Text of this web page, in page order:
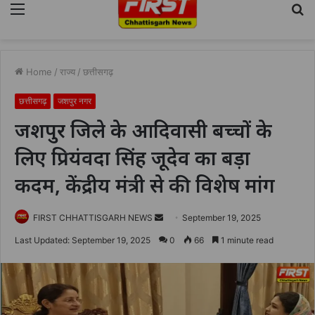
Menu
Home / राज्य / छत्तीसगढ़
छत्तीसगढ़ जशपुर नगर
जशपुर जिले के आदिवासी बच्चों के
लिए प्रियंवदा सिंह जूदेव का बड़ा
कदम, केंद्रीय मंत्री से की विशेष मांग
FIRST CHHATTISGARH NEWS
Send
an
September 19, 2025
Last Updated: September 19, 2025 0 66 1 minute read